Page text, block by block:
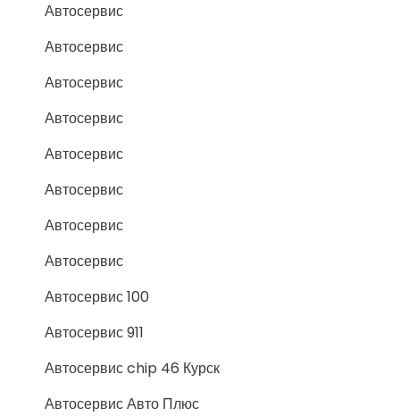
Автосервис
Автосервис
Автосервис
Автосервис
Автосервис
Автосервис
Автосервис
Автосервис
Автосервис 100
Автосервис 911
Автосервис chip 46 Курск
Автосервис Авто Плюс